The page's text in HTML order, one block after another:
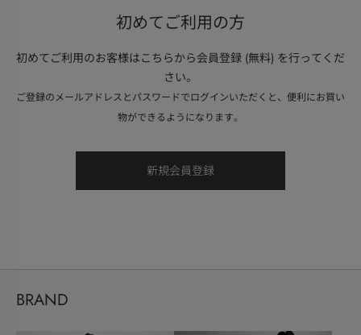
初めてご利用の方
初めてご利用のお客様はこちらから会員登録 (無料) を行ってくだ
さい。
ご登録のメールアドレスとパスワードでログインいただくと、便利にお買い
物ができるようになります。
BRAND